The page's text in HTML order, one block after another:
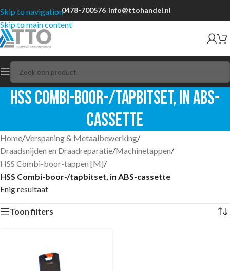
Skip to navigation
Skip to main content
0478-700576 info@ttohandel.nl
HSS Combi-boor-/tapbitset, in ABS-
cassette
Home/Verspaning & Metaalbewerking/
Draadsnijden en Draadreparatie/Machinetappen/
HSS Combi-boor-tappen [M]/
HSS Combi-boor-/tapbitset, in ABS-cassette
Enig resultaat
Toon filters